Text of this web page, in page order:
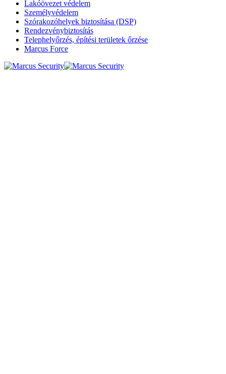
Lakóövezet védelem
Személyvédelem
Szórakozóhelyek biztosítása (DSP)
Rendezvénybiztosítás
Telephelyőrzés, építési területek őrzése
Marcus Force